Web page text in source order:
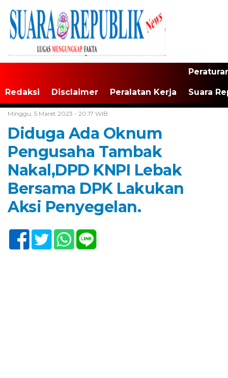
Redaksi Disclaimer Peralatan Kerja Suara
Minggu, 5 Maret 2023 - 20:17 WIB
Diduga Ada Oknum
Pengusaha Tambak
Nakal,DPD KNPI Lebak
Bersama DPK Lakukan
Aksi Penyegelan.